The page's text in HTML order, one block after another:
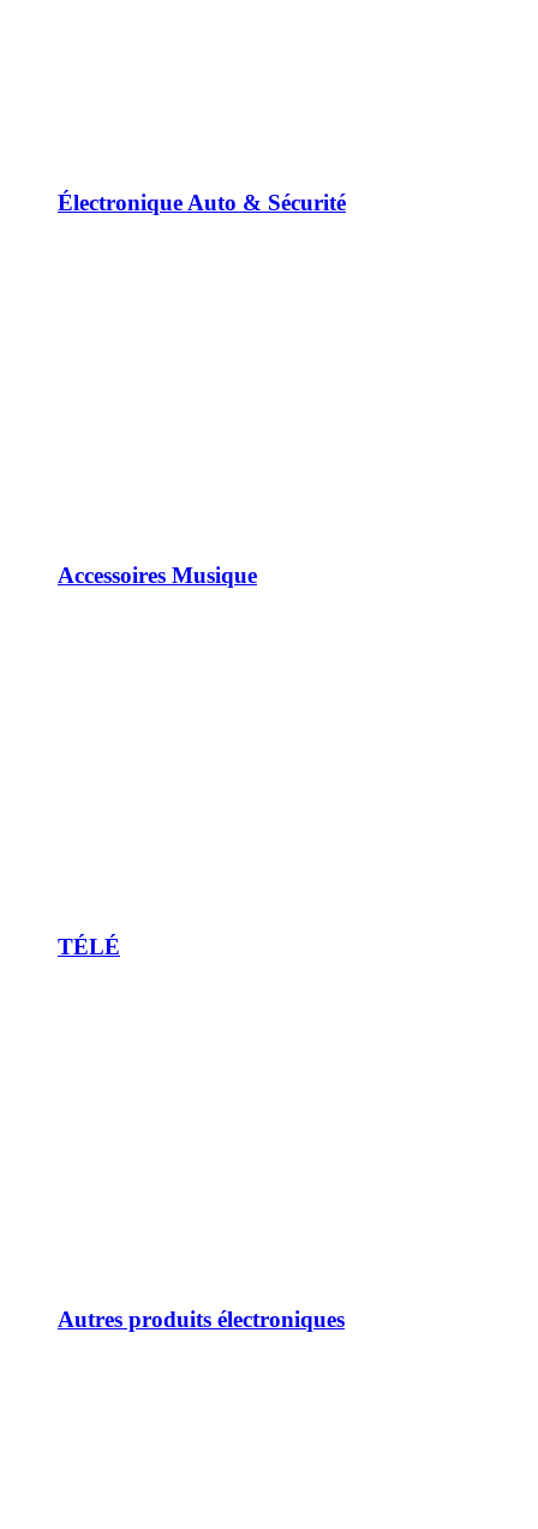
Électronique Auto & Sécurité
Accessoires Musique
TÉLÉ
Autres produits électroniques